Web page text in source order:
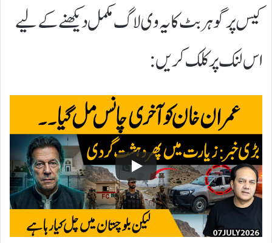
کیس پر گوہر بٹ کا یہ وی لاگ مکمل دیکھنے کے لیے
اس لنک پر کلک کریں: